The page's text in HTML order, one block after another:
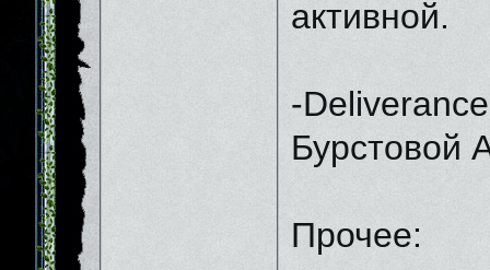
активной.
-Deliverance
Бурстовой
Прочее: